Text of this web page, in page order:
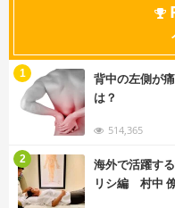
背中の左側が
は？
514,365
1
海外で活躍す
リシ編 村中
2